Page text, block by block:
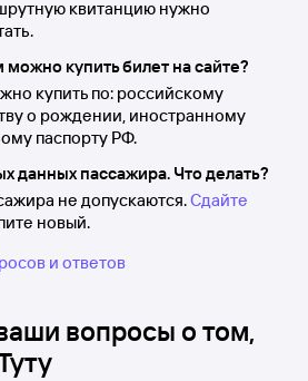
квитанцию нужно
купить билет на сайте?
купить по: российскому
о рождении, иностранному
паспорту РФ.
данных пассажира. Что делать?
не допускаются.Сдайте
новый.
и ответов
вопросы о том,